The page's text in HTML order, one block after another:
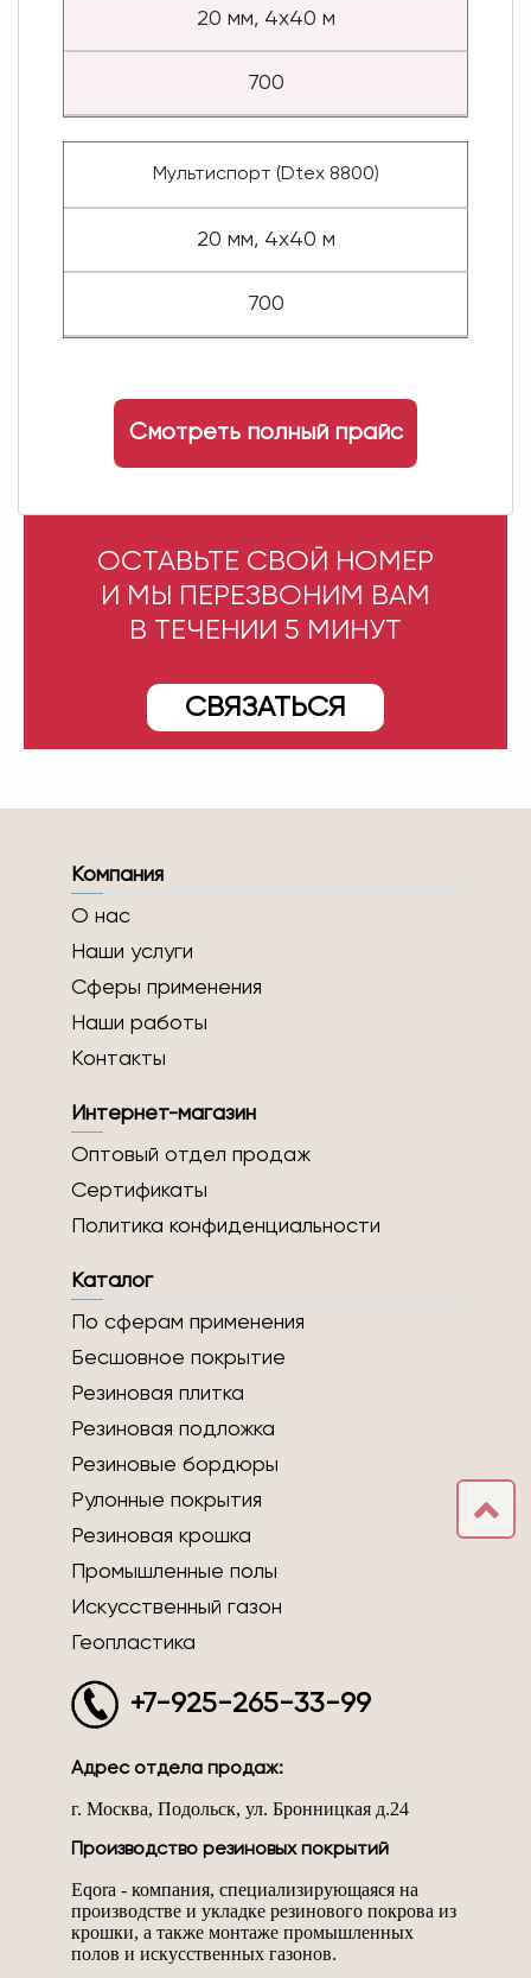
20 мм, 4x40 м
700
Мультиспорт (Dtex 8800)
20 мм, 4x40 м
700
Смотреть полный прайс
ОСТАВЬТЕ СВОЙ НОМЕР
И МЫ ПЕРЕЗВОНИМ ВАМ
В ТЕЧЕНИИ 5 МИНУТ
СВЯЗАТЬСЯ
Компания
О нас
Наши услуги
Сферы применения
Наши работы
Контакты
Интернет-магазин
Оптовый отдел продаж
Сертификаты
Политика конфиденциальности
Каталог
По сферам применения
Бесшовное покрытие
Резиновая плитка
Резиновая подложка
Резиновые бордюры
Рулонные покрытия
Резиновая крошка
Промышленные полы
Искусственный газон
Геопластика
+7-925-265-33-99
Адрес отдела продаж:
г. Москва, Подольск, ул. Бронницкая д.24
Производство резиновых покрытий
Eqora - компания, специализирующаяся на
производстве и укладке резинового покрова из
крошки, а также монтаже промышленных
полов и искусственных газонов.